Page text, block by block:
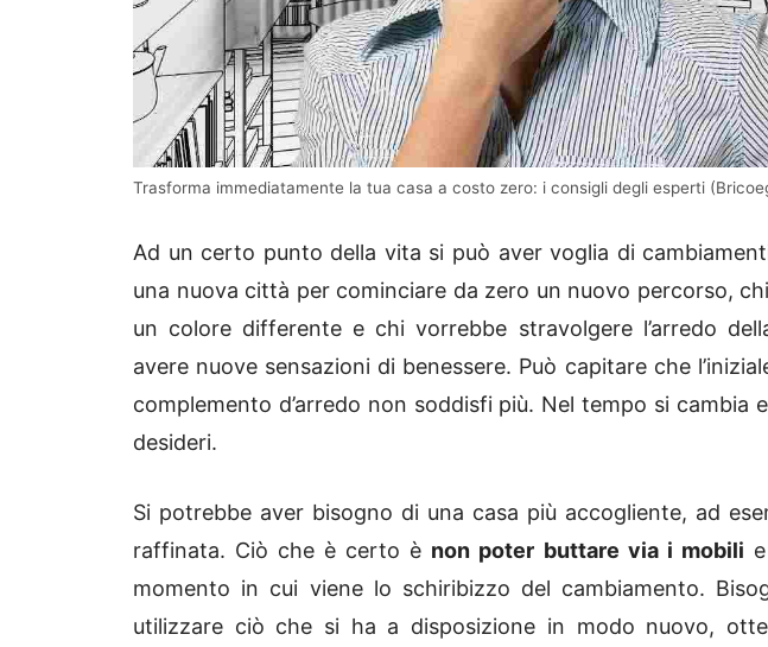
Trasforma immediatamente la tua casa a costo zero: i consigli degli esperti
Ad un certo punto della vita si può aver voglia di
una nuova città per cominciare da zero un nuovo percorso,
un colore differente e chi vorrebbe stravolgere l’arredo
avere nuove sensazioni di benessere. Può capitare che
complemento d’arredo non soddisfi più. Nel tempo si cambia
desideri.
Si potrebbe aver bisogno di una casa più accogliente, ad
raffinata. Ciò che è certo è non poter buttare via i mobili
momento in cui viene lo schiribizzo del cambiamento.
utilizzare ciò che si ha a disposizione in modo nuovo,